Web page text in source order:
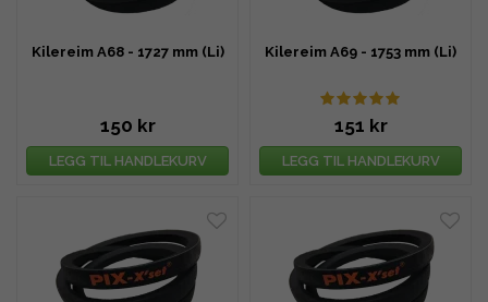
Kilereim A68 - 1727 mm (Li)
150 kr
LEGG TIL HANDLEKURV
Kilereim A69 - 1753 mm (Li)
151 kr
LEGG TIL HANDLEKURV